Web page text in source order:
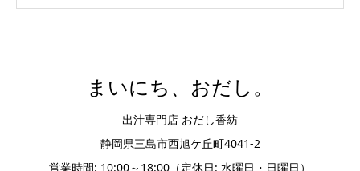
まいにち、おだし。
出汁専門店 おだし香紡
静岡県三島市西旭ケ丘町4041-2
営業時間: 10:00～18:00（定休日: 水曜日・日曜日）